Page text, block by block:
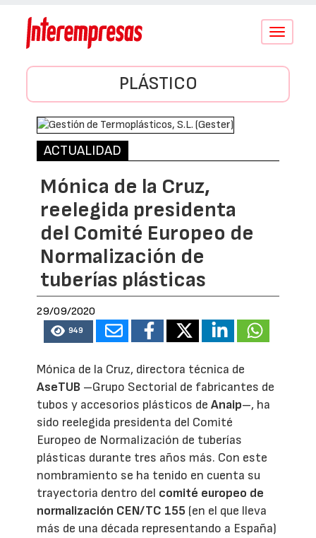
Conmutar
PLÁSTICO
ACTUALIDAD
Mónica de la Cruz,
reelegida presidenta
del Comité Europeo de
Normalización de
tuberías plásticas
29/09/2020
949
Mónica de la Cruz, directora técnica de
AseTUB –Grupo Sectorial de fabricantes de
tubos y accesorios plásticos deAnaip–, ha
sido reelegida presidenta del Comité
Europeo de Normalización de tuberías
plásticas durante tres años más. Con este
nombramiento se ha tenido en cuenta su
trayectoria dentro del comité europeo de
normalización CEN/TC 155 (en el que lleva
más de una década representando a España)